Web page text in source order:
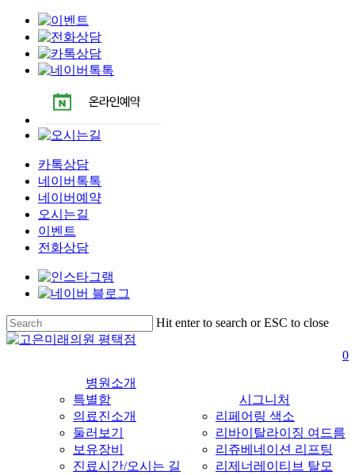
카톡상담
네이버톡톡
네이버예약
오시는길
이벤트
전화상담
Skip
to
main
Hit enter to search or ESC to close
Close
0
병원소개
특별함
의료진소개
둘러보기
보유장비
진료시간/오시는 길
시그니처
리페어링 색소
리바이탈라이징 여드름
리쥬베네이션 리프팅
리제너레이티브 탈모